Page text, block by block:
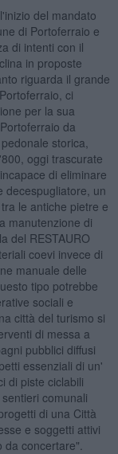
del mandato
di Portoferraio e
di intenti con il
in proposte
riguarda il grande
ci
per la sua
da
storica,
oggi trascurate
di eliminare
decespugliatore, un
le antiche pietre e
manutenzione di
del RESTAURO
coevi invece di
manuale delle
tipo potrebbe
sociali e
città del turismo si
di messa a
pubblici diffusi
essenziali di un'
di piste ciclabili
comunali
di una Città
e soggetti attivi
concertare".